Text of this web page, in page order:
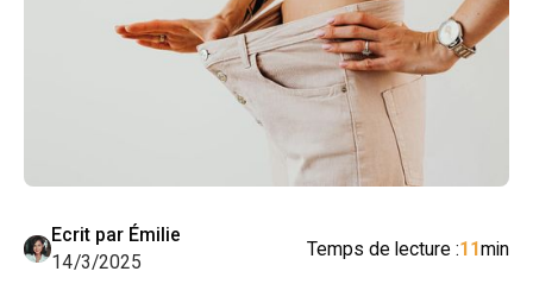
Ecrit par Émilie
14/3/2025
Temps de lecture :11min